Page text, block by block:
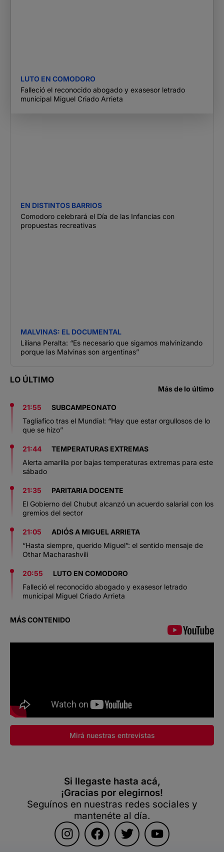
LUTO EN COMODORO
Falleció el reconocido abogado y exasesor letrado
municipal Miguel Criado Arrieta
EN DISTINTOS BARRIOS
Comodoro celebrará el Día de las Infancias con
propuestas recreativas
MALVINAS: EL DOCUMENTAL
Liliana Peralta: “Es necesario que sigamos malvinizando
porque las Malvinas son argentinas”
LO ÚLTIMO
Más de lo último
21:55
SUBCAMPEONATO
Tagliafico tras el Mundial: “Hay que estar orgullosos de lo
que se hizo”
21:44
TEMPERATURAS EXTREMAS
Alerta amarilla por bajas temperaturas extremas para este
sábado
21:35
PARITARIA DOCENTE
El Gobierno del Chubut alcanzó un acuerdo salarial con los
gremios del sector
21:05
ADIÓS A MIGUEL ARRIETA
“Hasta siempre, querido Miguel”: el sentido mensaje de
Othar Macharashvili
20:55
LUTO EN COMODORO
Falleció el reconocido abogado y exasesor letrado
municipal Miguel Criado Arrieta
MÁS CONTENIDO
Mirá nuestras entrevistas
Si llegaste hasta acá,
¡Gracias por elegirnos!
Seguínos en nuestras redes sociales y
mantenéte al día.